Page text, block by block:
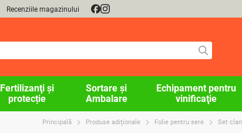
Recenziile magazinului
Fertilizanţi și
protecție
Sortare și
Ambalare
Echipament pentru
vinificaţie
Principală Produse adiţionale Folie pentru sere Set